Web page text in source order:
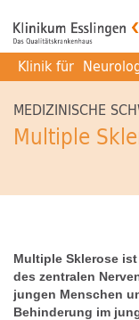
Klinik für
MEDIZINISCHE
Multiple
Multiple Sklerose
des zentralen
jungen Menschen
Behinderung im